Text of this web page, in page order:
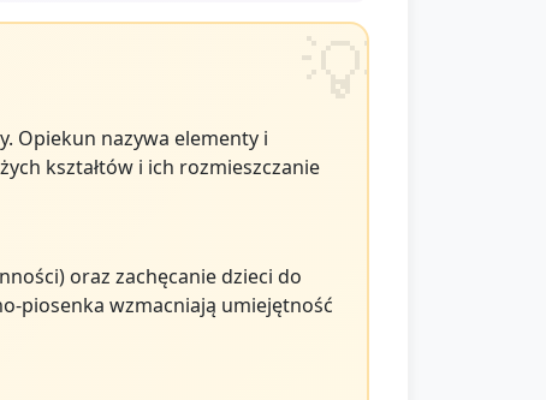
Opiekun nazywa elementy i
kształtów i ich rozmieszczanie
oraz zachęcanie dzieci do
piosenka wzmacniają umiejętność